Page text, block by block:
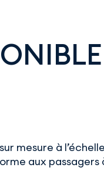
mesure à
aux passagers